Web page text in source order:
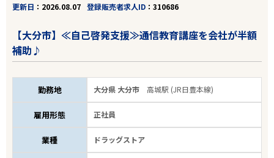
更新日
2026.08.07 登録販売者求人ID 310686
【大分市】≪自己啓発支援≫通信教育講座を会社が半額
補助♪
勤務地 大分県 大分市高城駅 (JR日豊本線)
雇用形態 正社員
業種 ドラッグストア